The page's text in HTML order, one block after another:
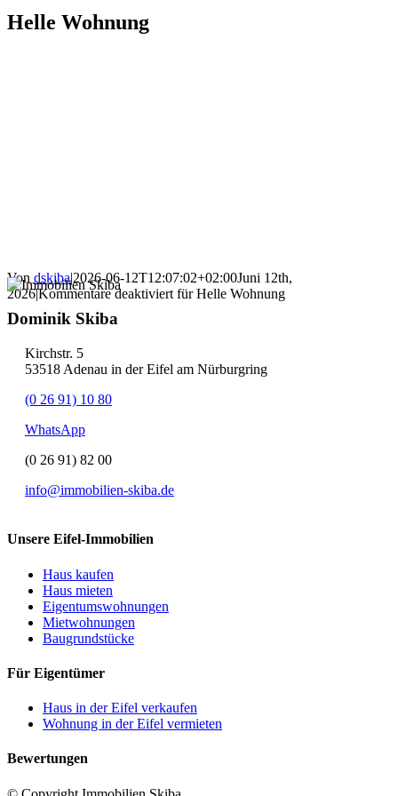
Helle Wohnung
Von dskiba|2026-06-12T12:07:02+02:00Juni 12th,
2026|Kommentare deaktiviert für Helle Wohnung
Dominik Skiba
Kirchstr. 5
53518 Adenau in der Eifel am Nürburgring
(0 26 91) 10 80
WhatsApp
(0 26 91) 82 00
info@immobilien-skiba.de
Unsere Eifel-Immobilien
Haus kaufen
Haus mieten
Eigentumswohnungen
Mietwohnungen
Baugrundstücke
Für Eigentümer
Haus in der Eifel verkaufen
Wohnung in der Eifel vermieten
Bewertungen